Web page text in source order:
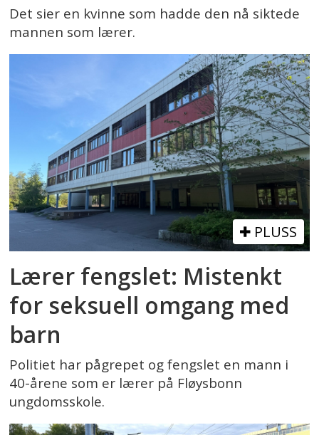
Det sier en kvinne som hadde den nå siktede
mannen som lærer.
PLUSS
Lærer fengslet: Mistenkt
for seksuell omgang med
barn
Politiet har pågrepet og fengslet en mann i
40-årene som er lærer på Fløysbonn
ungdomsskole.